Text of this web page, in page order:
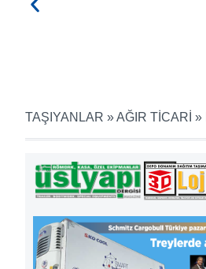
TAŞIYANLAR »AĞIR TİCARİ »